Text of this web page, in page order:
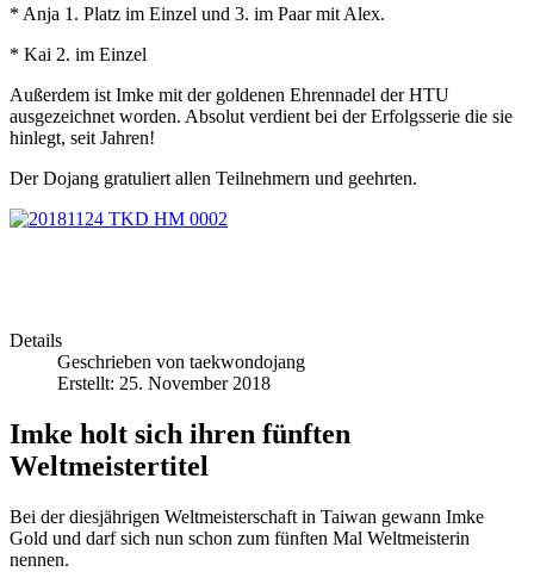
* Anja 1. Platz im Einzel und 3. im Paar mit Alex.
* Kai 2. im Einzel
Außerdem ist Imke mit der goldenen Ehrennadel der HTU
ausgezeichnet worden. Absolut verdient bei der Erfolgsserie die sie
hinlegt, seit Jahren!
Der Dojang gratuliert allen Teilnehmern und geehrten.
Details
Geschrieben von taekwondojang
Erstellt: 25. November 2018
Imke holt sich ihren fünften
Weltmeistertitel
Bei der diesjährigen Weltmeisterschaft in Taiwan gewann Imke
Gold und darf sich nun schon zum fünften Mal Weltmeisterin
nennen.